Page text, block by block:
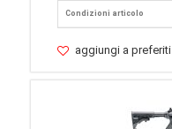
Condizioni articolo
aggiungi a preferiti